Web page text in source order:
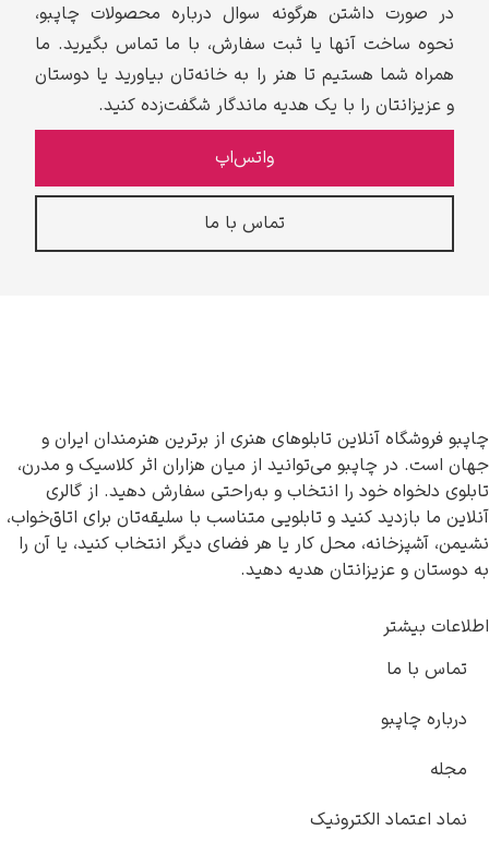
در صورت داشتن هرگونه سوال درباره محصولات چاپبو،
نحوه ساخت آنها یا ثبت سفارش، با ما تماس بگیرید. ما
همراه شما هستیم تا هنر را به خانه‌تان بیاورید یا دوستان
و عزیزانتان را با یک هدیه ماندگار شگفت‌زده کنید.
واتس‌اپ
تماس با ما
چاپبو فروشگاه آنلاین تابلوهای هنری از برترین هنرمندان ایران و
جهان است. در چاپبو می‌توانید از میان هزاران اثر کلاسیک و مدرن،
تابلوی دلخواه خود را انتخاب و به‌راحتی سفارش دهید. از گالری
آنلاین ما بازدید کنید و تابلویی متناسب با سلیقه‌تان برای اتاق‌خواب،
نشیمن، آشپزخانه، محل کار یا هر فضای دیگر انتخاب کنید، یا آن را
به دوستان و عزیزانتان هدیه دهید.
اطلاعات بیشتر
تماس با ما
درباره چاپبو
مجله
نماد اعتماد الکترونیک